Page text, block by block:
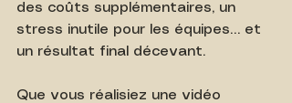
des coûts supplémentaires, un
stress inutile pour les équipes… et
un résultat final décevant.
Que vous réalisiez une vidéo